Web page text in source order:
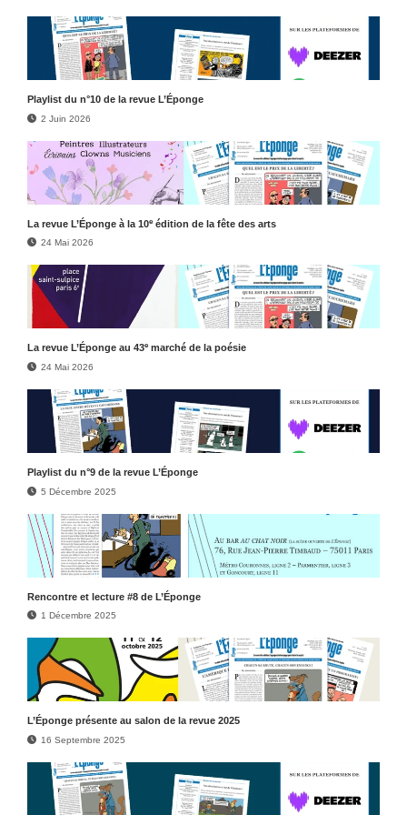
Play­list du n°10 de la revue L’Éponge
2 Juin 2026
La revue L’Éponge à la 10e édition de la fête des arts
24 Mai 2026
La revue L’Éponge au 43e marché de la poésie
24 Mai 2026
Play­list du n°9 de la revue L’Éponge
5 Décembre 2025
Rencontre et lecture #8 de L’Éponge
1 Décembre 2025
L’Éponge présente au salon de la revue 2025
16 Septembre 2025